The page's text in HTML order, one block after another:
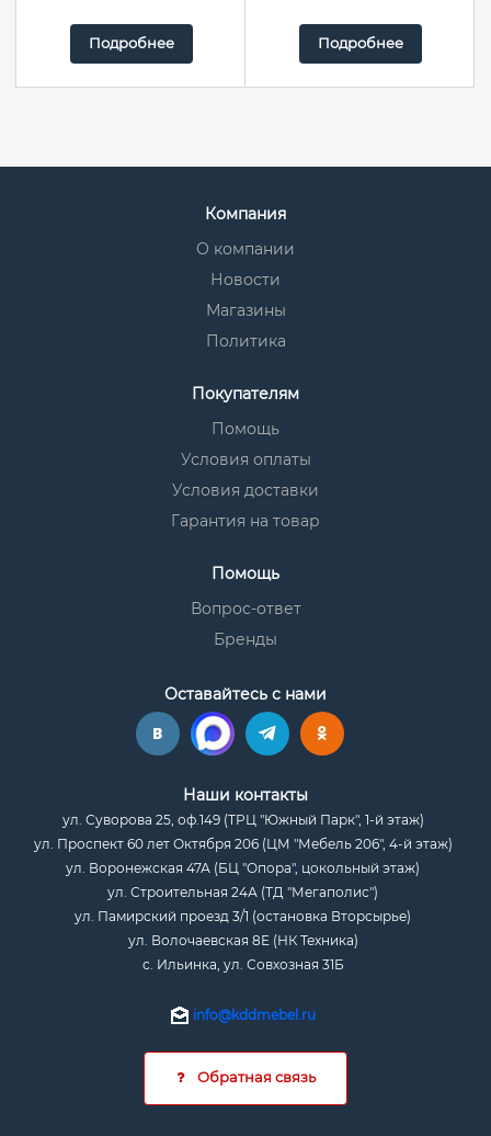
Подробнее Подробнее
Компания
О компании
Новости
Магазины
Политика
Покупателям
Помощь
Условия оплаты
Условия доставки
Гарантия на товар
Помощь
Вопрос-ответ
Бренды
Оставайтесь с нами
Наши контакты
ул. Суворова 25, оф.149 (ТРЦ "Южный Парк", 1-й этаж)
ул. Проспект 60 лет Октября 206 (ЦМ "Мебель 206", 4-й этаж)
ул. Воронежская 47А (БЦ "Опора", цокольный этаж)
ул. Строительная 24А (ТД "Мегаполис")
ул. Памирский проезд 3/1 (остановка Вторсырье)
ул. Волочаевская 8Е (НК Техника)
с. Ильинка, ул. Совхозная 31Б
info@kddmebel.ru
Обратная связь